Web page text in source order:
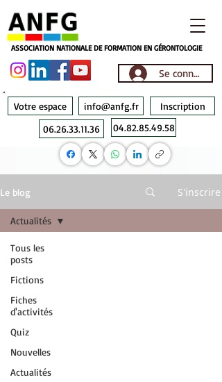
ASSOCIATION NATIONALE DE FORMATION EN GÉRONTOLOGIE
Se connecter
Votre espace info@anfg.fr
Inscription
06.26.33.11.36
04.82.85.49.58
Le blog S'inscrire
Tous les
posts
Fictions
Fiches
d'activités
Quiz
Nouvelles
Actualités
Actualités